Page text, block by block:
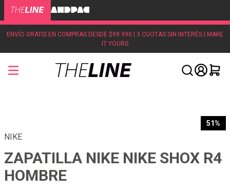
ENVÍO GRATIS EN COMPRAS DESDE $99.990 | 3 CUOTAS SIN INTERÉS | MAKE
IT YOURS
51%
NIKE
ZAPATILLA NIKE NIKE SHOX R4
HOMBRE